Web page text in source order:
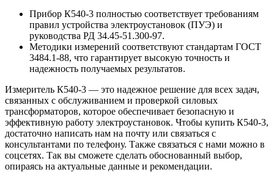
Прибор К540-3 полностью соответствует требованиям
правил устройства электроустановок (ПУЭ) и
руководства РД 34.45-51.300-97.
Методики измерений соответствуют стандартам ГОСТ
3484.1-88, что гарантирует высокую точность и
надежность получаемых результатов.
Измеритель К540-3 — это надежное решение для всех задач,
связанных с обслуживанием и проверкой силовых
трансформаторов, которое обеспечивает безопасную и
эффективную работу электроустановок. Чтобы купить К540-3,
достаточно написать нам на почту или связаться с
консультантами по телефону. Также связаться с нами можно в
соцсетях. Так вы сможете сделать обоснованный выбор,
опираясь на актуальные данные и рекомендации.